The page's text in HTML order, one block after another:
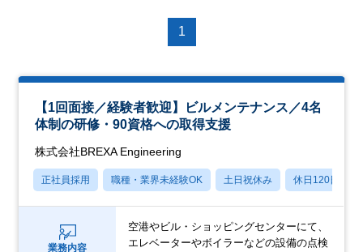
1
【1回面接／経験者歓迎】ビルメンテナンス／4名
体制の研修・90資格への取得支援
株式会社BREXA Engineering
正社員採用 職種・業界未経験OK 土日祝休み 休日120日以上
業務内容
空港やビル・ショッピングセンターにて、
エレベーターやボイラーなどの設備の点検